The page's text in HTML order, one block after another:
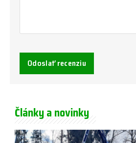
Odoslať recenziu
Články a novinky